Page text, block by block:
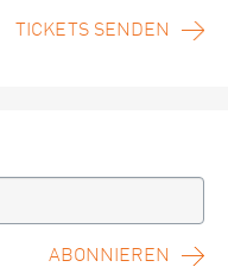
TICKETS SENDEN
ABONNIEREN